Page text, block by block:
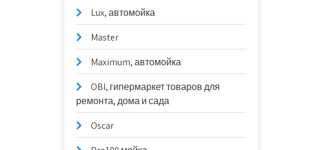
Lux, автомойка
Master
Maximum, автомойка
OBI, гипермаркет товаров для
ремонта, дома и сада
Oscar